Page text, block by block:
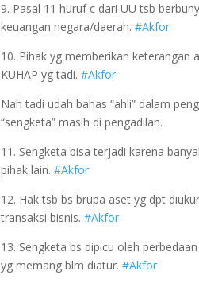
9. Pasal 11 huruf c dari UU tsb
keuangan negara/daerah.#Akfor
10. Pihak yg memberikan keterangan
KUHAP yg tadi.#Akfor
Nah tadi udah bahas “ahli” dalam
“sengketa” masih di pengadilan.
11. Sengketa bisa terjadi karena
pihak lain.#Akfor
12. Hak tsb bs brupa aset yg dpt
transaksi bisnis.#Akfor
13. Sengketa bs dipicu oleh
yg memang blm diatur.#Akfor